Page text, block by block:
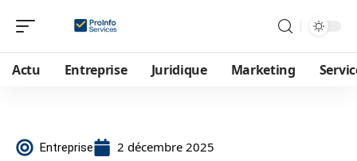
Actu Entreprise Juridique Marketing
Entreprise 2 décembre 2025